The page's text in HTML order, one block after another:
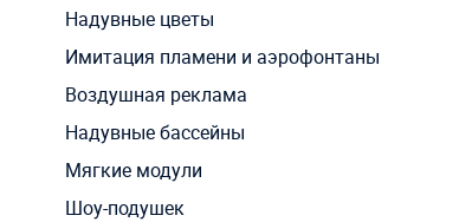
Надувные цветы
Имитация пламени и аэрофонтаны
Воздушная реклама
Надувные бассейны
Мягкие модули
Шоу-подушек